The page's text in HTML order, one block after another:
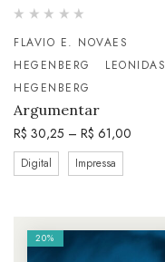
FLAVIO E. NOVAES
HEGENBERG
LEONIDAS
HEGENBERG
Argumentar
R$ 30,25 – R$ 61,00
Digital Impressa
20%